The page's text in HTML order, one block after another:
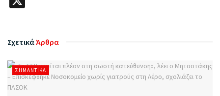
ΣχετικάΆρθρα
ΣΗΜΑΝΤΙΚΆ